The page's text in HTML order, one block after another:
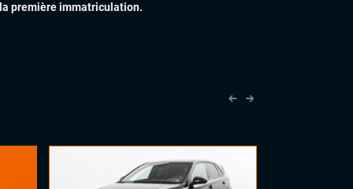
Commandes au volant
première immatriculation.